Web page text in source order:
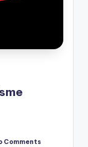
Comments